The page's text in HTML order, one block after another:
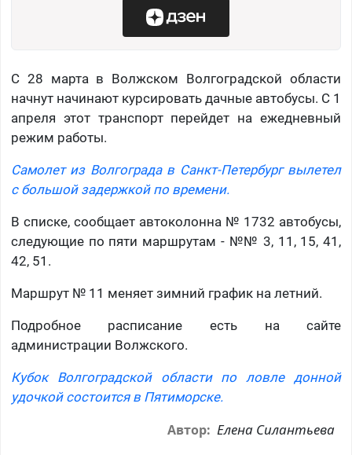
С 28 марта в Волжском Волгоградской области
начнут начинают курсировать дачные автобусы. С 1
апреля этот транспорт перейдет на ежедневный
режим работы.
Самолет из Волгограда в Санкт-Петербург вылетел
с большой задержкой по времени.
В списке, сообщает автоколонна № 1732 автобусы,
следующие по пяти маршрутам - №№ 3, 11, 15, 41,
42, 51.
Маршрут № 11 меняет зимний график на летний.
Подробное расписание есть на сайте
администрации Волжского.
Кубок Волгоградской области по ловле донной
удочкой состоится в Пятиморске.
Автор: Елена Силантьева